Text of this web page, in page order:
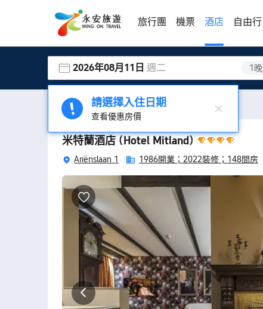
旅行團 機票 酒店 自由行
2026年08月11日 週二 1晚
請選擇入住日期
查看優惠房價
酒店 烏特勒支酒店 米特蘭酒店 (Hotel Mitland)
米特蘭酒店 (Hotel Mitland)
Ariënslaan 1 1986開業； 2022裝修； 148間房
房間非常乾淨，早餐品種豐富！